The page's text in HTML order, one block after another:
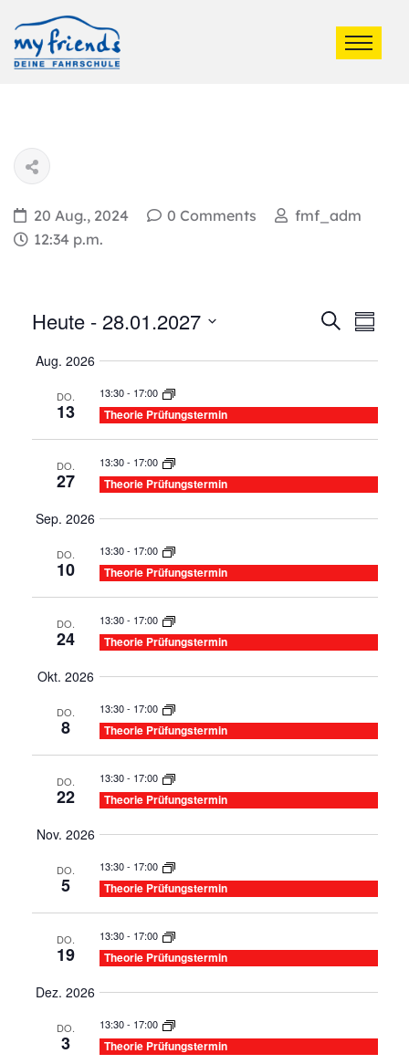
20 Aug., 2024 0 Comments
fmf_adm
12:34 p.m.
und
Suche
Heute - 28.01.2027
date.
Aug. 2026
DO.
13
13:30- 17:00
Theorie Prüfungstermin
DO.
27
13:30- 17:00
Theorie Prüfungstermin
Sep. 2026
DO.
10
13:30- 17:00
Theorie Prüfungstermin
DO.
24
13:30- 17:00
Theorie Prüfungstermin
Okt. 2026
DO.
8
13:30- 17:00
Theorie Prüfungstermin
DO.
22
13:30- 17:00
Theorie Prüfungstermin
Nov. 2026
DO.
5
13:30- 17:00
Theorie Prüfungstermin
DO.
19
13:30- 17:00
Theorie Prüfungstermin
Dez. 2026
DO.
3
13:30- 17:00
Theorie Prüfungstermin